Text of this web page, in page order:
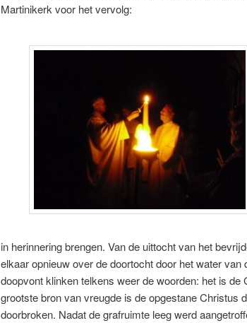
Martinikerk voor het vervolg:
in herinnering brengen. Van de uittocht van het
elkaar opnieuw over de doortocht door het water
doopvont klinken telkens weer de woorden: het is
grootste bron van vreugde is de opgestane Christus
doorbroken. Nadat de grafruimte leeg werd